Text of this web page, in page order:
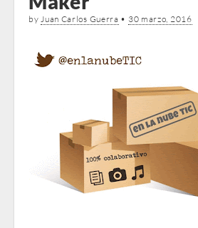
by Juan Carlos Guerra • 30 marzo, 2016